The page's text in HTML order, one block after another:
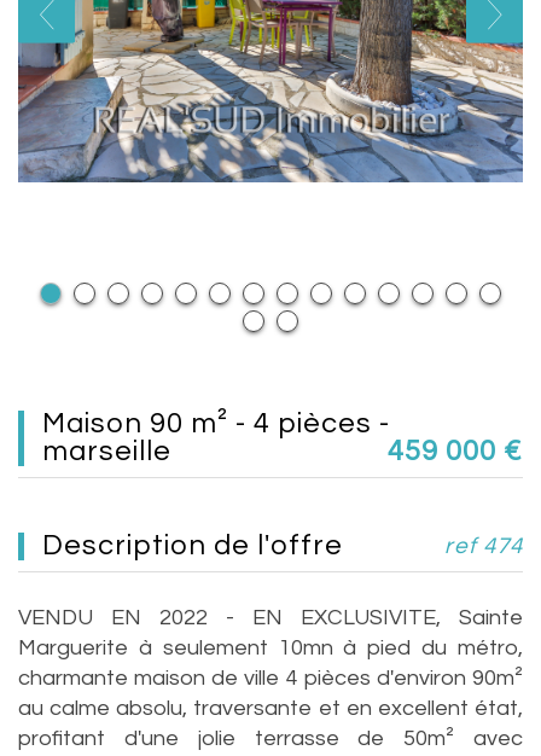
maison 90 m² - 4 pièces -
marseille
459 000 €
description de l'offre ref 474
VENDU EN 2022 - EN EXCLUSIVITE, Sainte
Marguerite à seulement 10mn à pied du métro,
charmante maison de ville 4 pièces d'environ 90m²
au calme absolu, traversante et en excellent état,
profitant d'une jolie terrasse de 50m² avec